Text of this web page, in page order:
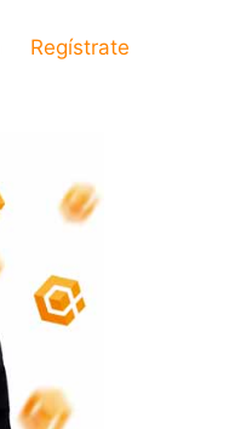
Regístrate